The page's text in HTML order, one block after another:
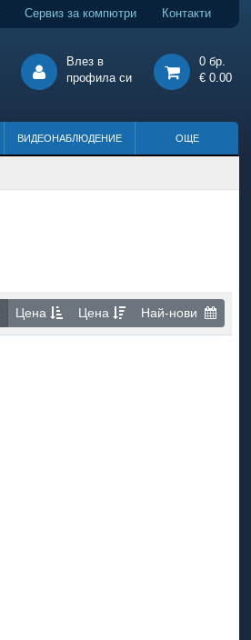
Сервиз за компютри Контакти
Влез в
профила си
0 бр.
€ 0.00
ВИДЕОНАБЛЮДЕНИЕ ОЩЕ
Цена Цена Най-нови